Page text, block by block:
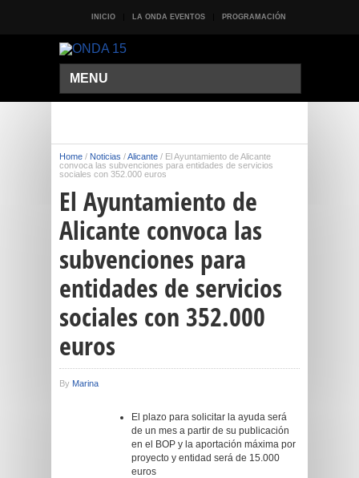
INICIO LA ONDA EVENTOS PROGRAMACIÓN
MENU
Home / Noticias /Alicante / El Ayuntamiento de Alicante
convoca las subvenciones para entidades de servicios
sociales con 352.000 euros
El Ayuntamiento de
Alicante convoca las
subvenciones para
entidades de servicios
sociales con 352.000
euros
By Marina
El plazo para solicitar la ayuda será
de un mes a partir de su publicación
en el BOP y la aportación máxima por
proyecto y entidad será de 15.000
euros